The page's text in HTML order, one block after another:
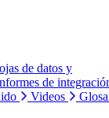
de datos y
de
Videos